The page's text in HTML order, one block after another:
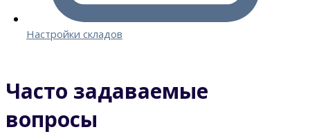
Настройки складов
Часто задаваемые
вопросы